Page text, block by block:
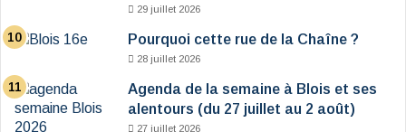
29 juillet 2026
Pourquoi cette rue de la Chaîne ?
28 juillet 2026
Agenda de la semaine à Blois et ses
alentours (du 27 juillet au 2 août)
27 juillet 2026